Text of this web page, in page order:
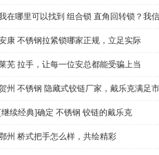
在哪里可以找到 组合锁 直角回转锁？我
康 不锈钢拉紧锁哪家正规，立足实际
芜 拉手，让每一位安总都能受骗上当
州 不锈钢 隐藏式铰链厂家，戴乐克满足
[继续经典]确定 不锈钢 铰链的戴乐克
州 桥式把手怎么样，共绘精彩